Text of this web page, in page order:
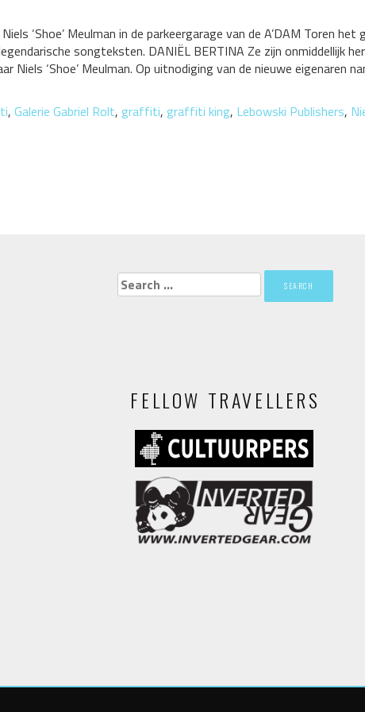
‘Shoe’ Meulman in de parkeergarage van de A’DAM Toren
songteksten. DANIËL BERTINA Ze zijn onmiddellijk
‘Shoe’ Meulman. Op uitnodiging van de nieuwe eigenaren
, Galerie Gabriel Rolt, graffiti, graffiti king, Lebowski Publishers,
Search
for:
FELLOW TRAVELLERS